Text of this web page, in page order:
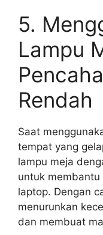
5.
Lampu
Rendah
Saat
tempat yang
lampu meja
untuk membantu
laptop. Dengan
menurunkan
dan membuat